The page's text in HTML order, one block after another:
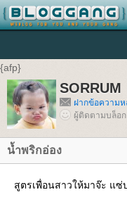
{afp}
SORRUM
ฝากข้อความห
ผู้ติดตามบล็อ
น้ำพริกอ่อง
สูตรเพื่อนสาวให้มาจ๊ะ แซ่